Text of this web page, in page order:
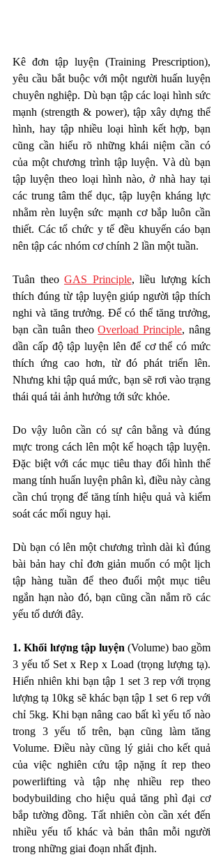
Kê đơn tập luyện (Training Prescription),
yêu cầu bắt buộc với một người huấn luyện
chuyên nghiệp. Dù bạn tập các loại hình sức
mạnh (strength & power), tập xây dựng thể
hình, hay tập nhiều loại hình kết hợp, bạn
cũng cần hiểu rõ những khái niệm cần có
của một chương trình tập luyện. Và dù bạn
tập luyện theo loại hình nào, ở nhà hay tại
các trung tâm thể dục, tập luyện kháng lực
nhằm rèn luyện sức mạnh cơ bắp luôn cần
thiết. Các tổ chức y tế đều khuyến cáo bạn
nên tập các nhóm cơ chính 2 lần một tuần.
Tuân theo GAS Principle, liều lượng kích
thích đúng từ tập luyện giúp người tập thích
nghi và tăng trưởng. Để có thể tăng trưởng,
bạn cần tuân theo Overload Principle, nâng
dần cấp độ tập luyện lên để cơ thể có mức
thích ứng cao hơn, từ đó phát triển lên.
Nhưng khi tập quá mức, bạn sẽ rơi vào trạng
thái quá tải ảnh hưởng tới sức khỏe.
Do vậy luôn cần có sự cân bằng và đúng
mực trong cách lên một kế hoạch tập luyện.
Đặc biệt với các mục tiêu thay đổi hình thể
mang tính huấn luyện phân kì, điều này càng
cần chú trọng để tăng tính hiệu quả và kiểm
soát các mối nguy hại.
Dù bạn có lên một chương trình dài kì đúng
bài bản hay chỉ đơn giản muốn có một lịch
tập hàng tuần để theo đuổi một mục tiêu
ngắn hạn nào đó, bạn cũng cần nắm rõ các
yếu tố dưới đây.
1. Khối lượng tập luyện (Volume) bao gồm
3 yếu tố Set x Rep x Load (trọng lượng tạ).
Hiển nhiên khi bạn tập 1 set 3 rep với trọng
lượng tạ 10kg sẽ khác bạn tập 1 set 6 rep với
chỉ 5kg. Khi bạn nâng cao bất kì yếu tố nào
trong 3 yếu tố trên, bạn cũng làm tăng
Volume. Điều này cũng lý giải cho kết quả
của việc nghiên cứu tập nặng ít rep theo
powerlifting và tập nhẹ nhiều rep theo
bodybuilding cho hiệu quả tăng phì đại cơ
bắp tường đồng. Tất nhiên còn cần xét đến
nhiều yếu tố khác và bản thân mỗi người
trong những giai đoạn nhất định.